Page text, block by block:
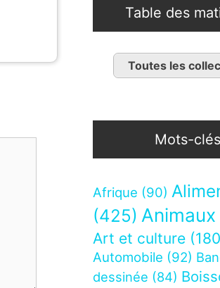
Table des
Toutes les
Mots-clés
Afrique (90)
(425) Animaux
Art et culture
Automobile (92)
dessinée (84)